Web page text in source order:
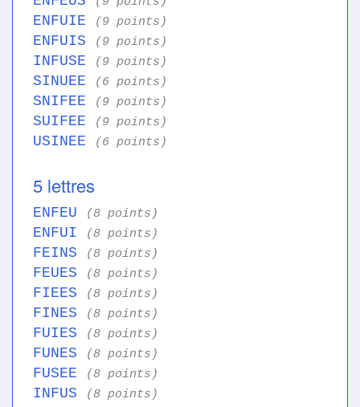
ENFUIE (9 points)
ENFUIS (9 points)
INFUSE (9 points)
SINUEE (6 points)
SNIFEE (9 points)
SUIFEE (9 points)
USINEE (6 points)
5 lettres
ENFEU (8 points)
ENFUI (8 points)
FEINS (8 points)
FEUES (8 points)
FIEES (8 points)
FINES (8 points)
FUIES (8 points)
FUNES (8 points)
FUSEE (8 points)
INFUS (8 points)